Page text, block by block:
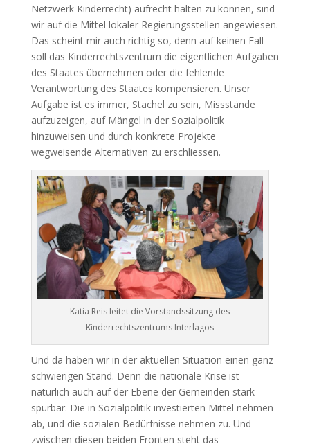
Netzwerk Kinderrecht) aufrecht halten zu können, sind
wir auf die Mittel lokaler Regierungsstellen angewiesen.
Das scheint mir auch richtig so, denn auf keinen Fall
soll das Kinderrechtszentrum die eigentlichen Aufgaben
des Staates übernehmen oder die fehlende
Verantwortung des Staates kompensieren. Unser
Aufgabe ist es immer, Stachel zu sein, Missstände
aufzuzeigen, auf Mängel in der Sozialpolitik
hinzuweisen und durch konkrete Projekte
wegweisende Alternativen zu erschliessen.
Katia Reis leitet die Vorstandssitzung des
Kinderrechtszentrums Interlagos
Und da haben wir in der aktuellen Situation einen ganz
schwierigen Stand. Denn die nationale Krise ist
natürlich auch auf der Ebene der Gemeinden stark
spürbar. Die in Sozialpolitik investierten Mittel nehmen
ab, und die sozialen Bedürfnisse nehmen zu. Und
zwischen diesen beiden Fronten steht das